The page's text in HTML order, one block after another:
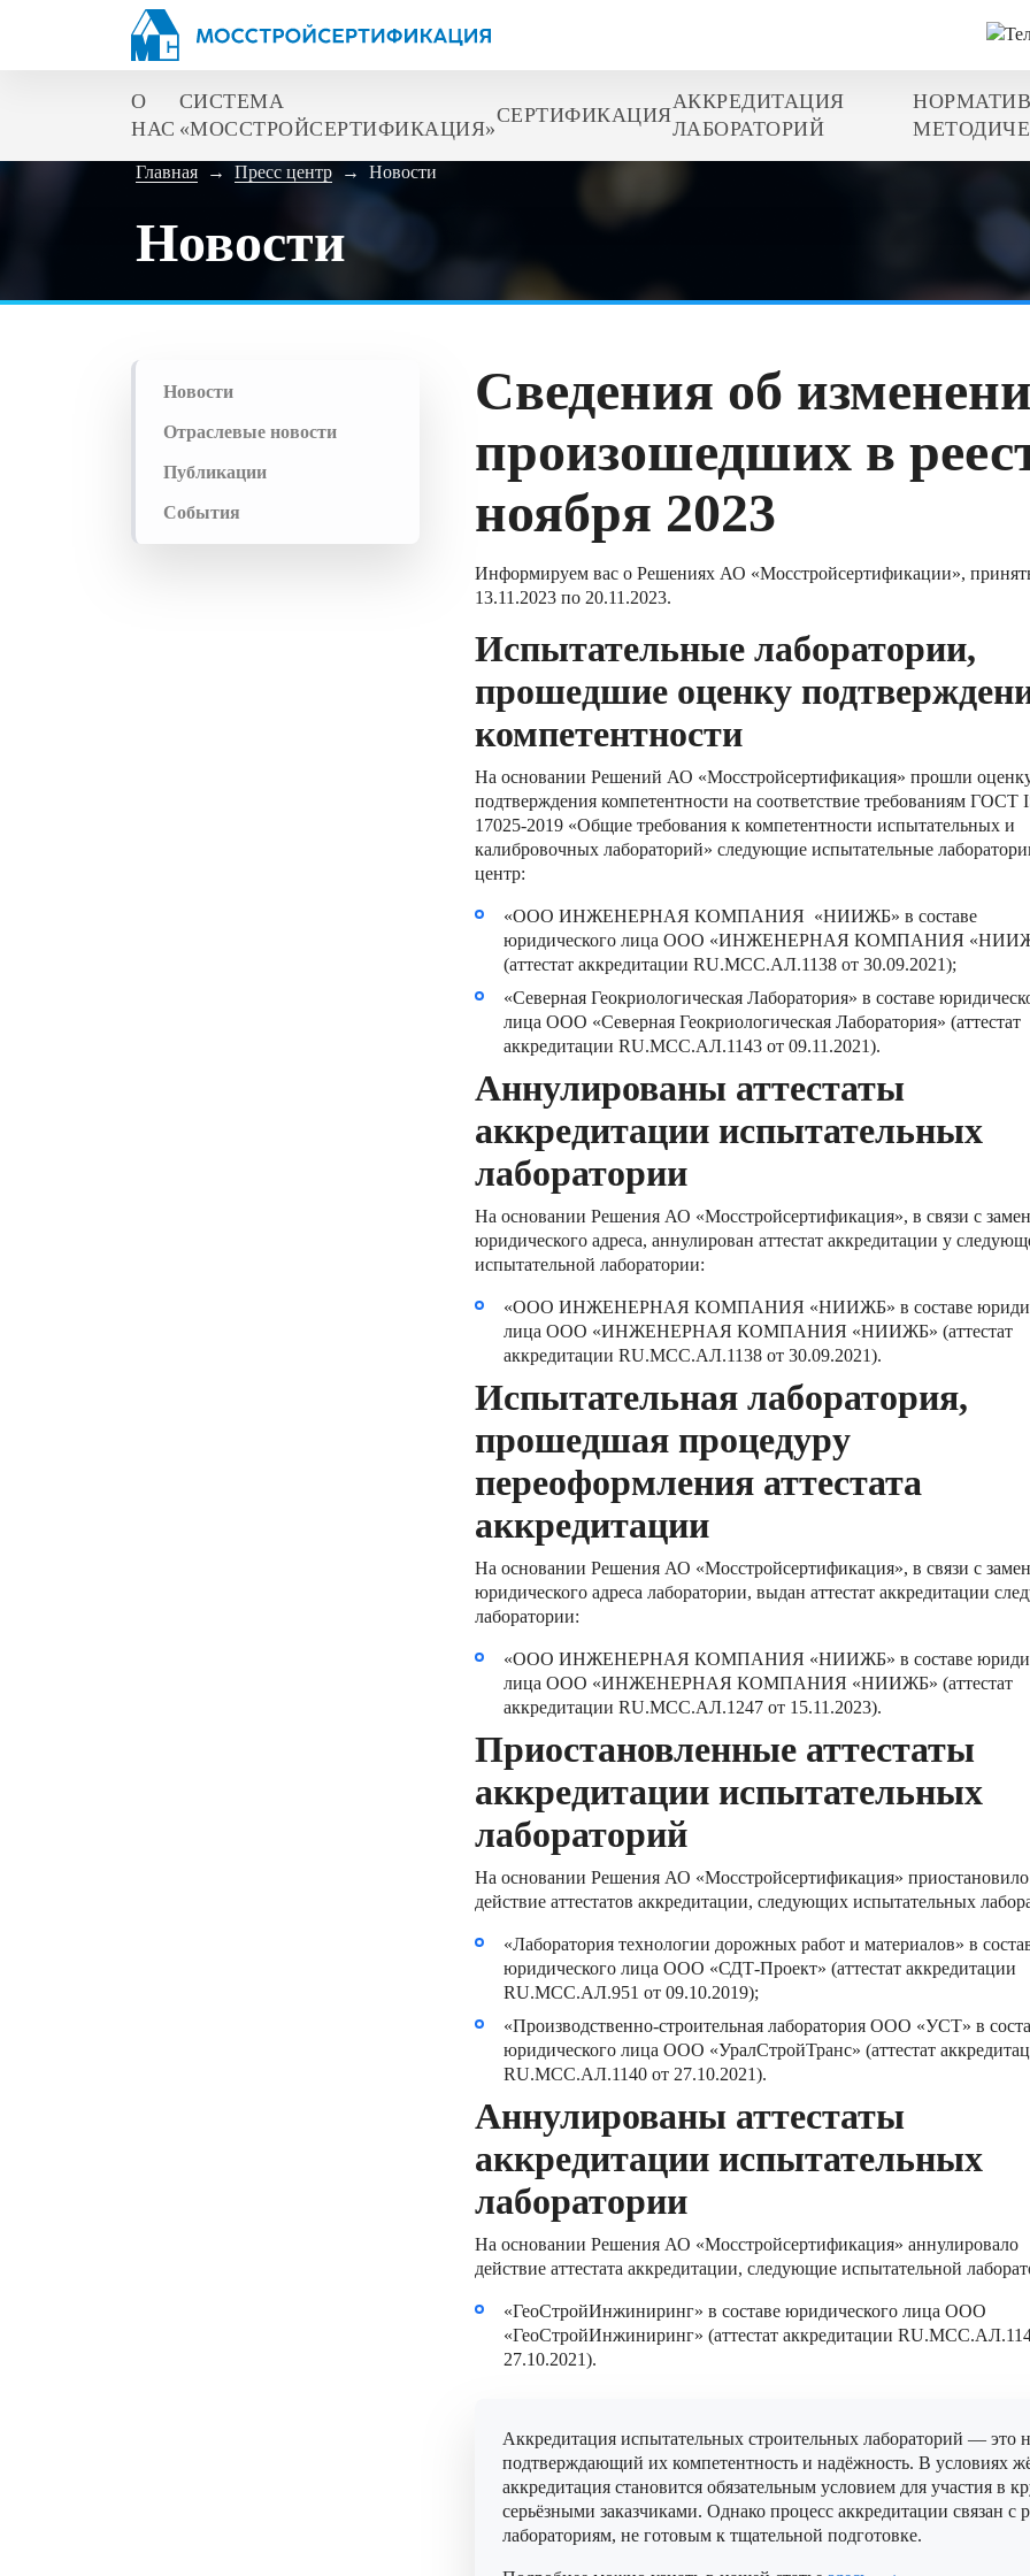
О
НАС
СИСТЕМА
«МОССТРОЙСЕРТИФИКАЦИЯ»
СЕРТИФИКАЦИЯ
АККРЕДИТАЦИЯ
ЛАБОРАТОРИЙ
Главная → Пресс центр → Новости
Новости
Новости
Отраслевые новости
Публикации
События
Сведения об
произошедших в
ноября 2023
Информируем вас о Решениях АО «Мосстройсертификации»,
13.11.2023 по 20.11.2023.
Испытательные лаборатории,
прошедшие оценку
компетентности
На основании Решений АО «Мосстройсертификация» прошли
подтверждения компетентности на соответствие требованиям ГОСТ
17025-2019 «Общие требования к компетентности испытательных и
калибровочных лабораторий» следующие испытательные
центр:
«ООО ИНЖЕНЕРНАЯ КОМПАНИЯ «НИИЖБ» в составе
юридического лица ООО «ИНЖЕНЕРНАЯ КОМПАНИЯ
(аттестат аккредитации RU.MCC.АЛ.1138 от 30.09.2021);
«Северная Геокриологическая Лаборатория» в составе
лица ООО «Северная Геокриологическая Лаборатория» (аттестат
аккредитации RU.MCC.АЛ.1143 от 09.11.2021).
Аннулированы аттестаты
аккредитации испытательных
лаборатории
На основании Решения АО «Мосстройсертификация», в связи с
юридического адреса, аннулирован аттестат аккредитации у
испытательной лаборатории:
«ООО ИНЖЕНЕРНАЯ КОМПАНИЯ «НИИЖБ» в составе
лица ООО «ИНЖЕНЕРНАЯ КОМПАНИЯ «НИИЖБ» (аттестат
аккредитации RU.MCC.АЛ.1138 от 30.09.2021).
Испытательная лаборатория,
прошедшая процедуру
переоформления аттестата
аккредитации
На основании Решения АО «Мосстройсертификация», в связи с
юридического адреса лаборатории, выдан аттестат аккредитации
лаборатории:
«ООО ИНЖЕНЕРНАЯ КОМПАНИЯ «НИИЖБ» в составе
лица ООО «ИНЖЕНЕРНАЯ КОМПАНИЯ «НИИЖБ» (аттестат
аккредитации RU.MCC.АЛ.1247 от 15.11.2023).
Приостановленные аттестаты
аккредитации испытательных
лабораторий
На основании Решения АО «Мосстройсертификация» приостановило
действие аттестатов аккредитации, следующих испытательных
«Лаборатория технологии дорожных работ и материалов» в
юридического лица ООО «СДТ-Проект» (аттестат аккредитации
RU.MCC.АЛ.951 от 09.10.2019);
«Производственно-строительная лаборатория ООО «УСТ» в
юридического лица ООО «УралСтройТранс» (аттестат
RU.MCC.АЛ.1140 от 27.10.2021).
Аннулированы аттестаты
аккредитации испытательных
лаборатории
На основании Решения АО «Мосстройсертификация» аннулировало
действие аттестата аккредитации, следующие испытательной
«ГеоСтройИнжиниринг» в составе юридического лица ООО
«ГеоСтройИнжиниринг» (аттестат аккредитации
27.10.2021).
Аккредитация испытательных строительных лабораторий — это
подтверждающий их компетентность и надёжность. В условиях
аккредитация становится обязательным условием для участия в
серьёзными заказчиками. Однако процесс аккредитации связан
лабораториям, не готовым к тщательной подготовке.